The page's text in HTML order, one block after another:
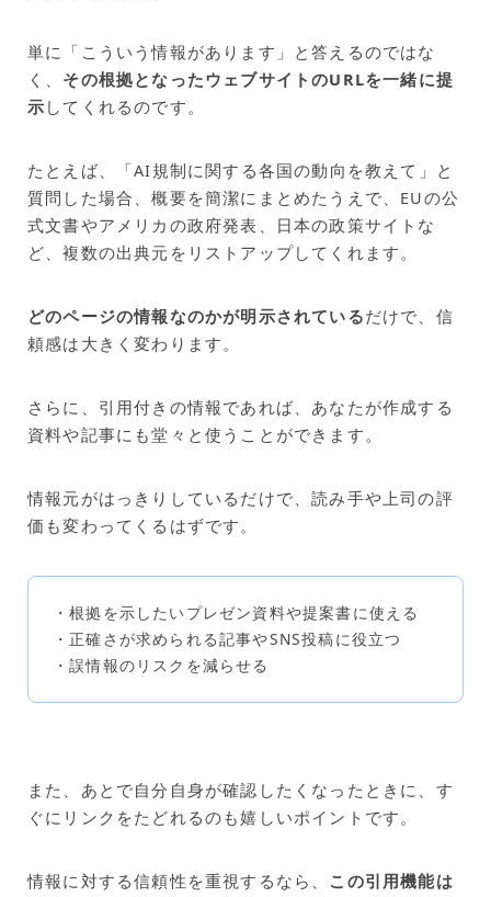
単に「こういう情報があります」と答えるのではな
く、 その根拠となったウェブサイトのURLを一緒に提
示 してくれるのです。
たとえば、「AI規制に関する各国の動向を教えて」と
質問した場合、概要を簡潔にまとめたうえで、EUの公
式文書やアメリカの政府発表、日本の政策サイトな
ど、複数の出典元をリストアップしてくれます。
どのページの情報なのかが明示されているだけで、信
頼感は大きく変わります。
さらに、引用付きの情報であれば、あなたが作成する
資料や記事にも堂々と使うことができます。
情報元がはっきりしているだけで、読み手や上司の評
価も変わってくるはずです。
・根拠を示したいプレゼン資料や提案書に使える
・正確さが求められる記事やSNS投稿に役立つ
・誤情報のリスクを減らせる
また、あとで自分自身が確認したくなったときに、す
ぐにリンクをたどれるのも嬉しいポイントです。
情報に対する信頼性を重視するなら、 この引用機能は